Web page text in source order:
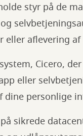
styr på de
eller aflevering af
Cicero,
eller
personlige
sikrede